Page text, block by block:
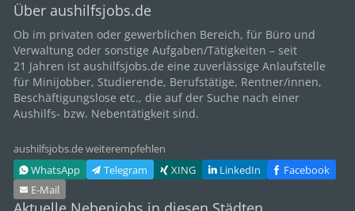
Über aushilfsjobs.de
Ob im privaten oder gewerblichen Bereich, für Büro und
Verwaltung oder sonstige Aufgaben/Tätigkeiten – seit
21 Jahren ist aushilfsjobs.de eine zuverlässige Anlaufstelle
für Minijobber, Studierende, Berufstätige, Rentner/innen,
Beschäftigungslose etc., die auf der Suche nach einer
Aushilfs- bzw. Nebentätigkeit sind.
aushilfsjobs.de weiterempfehlen
WhatsApp
Telegram XING LinkedIn
Facebook
E‑Mail